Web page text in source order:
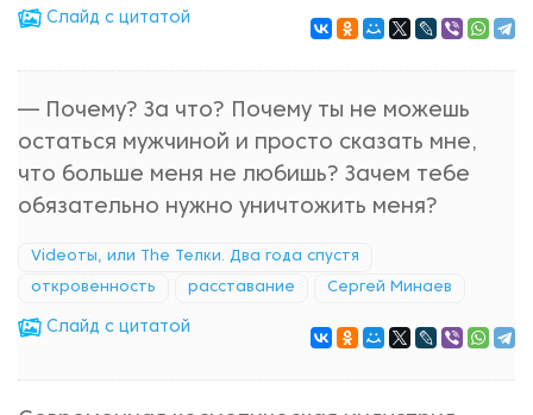
Cлайд с цитатой
— Почему? За что? Почему ты не можешь
остаться мужчиной и просто сказать мне,
что больше меня не любишь? Зачем тебе
обязательно нужно уничтожить меня?
Videoты, или The Телки. Два года спустя
откровенность расставание Сергей Минаев
Cлайд с цитатой